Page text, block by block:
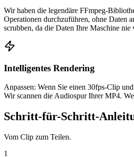
Wir haben die legendäre FFmpeg-
Operationen durchzuführen, ohne Daten
scrubben, da die Daten Ihre Maschine nie
Intelligentes Rendering
Anpassen: Wenn Sie einen 30fps-Clip
Wir scannen die Audiospur Ihrer MP4.
Schritt-für-Schritt-
Vom Clip zum Teilen.
1